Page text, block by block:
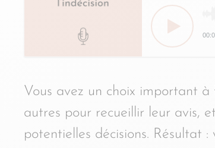
Vous avez un choix important à
autres pour recueillir leur avis,
potentielles décisions. Résultat :